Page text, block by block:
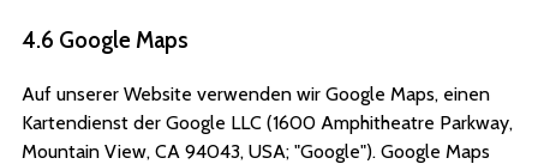
4.6 Google Maps
Auf unserer Website verwenden wir Google Maps, einen
Kartendienst der Google LLC (1600 Amphitheatre Parkway,
Mountain View, CA 94043, USA; "Google"). Google Maps